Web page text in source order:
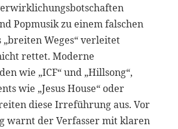
Popmusik zu einem falschen
„breiten Weges“ verleitet
rettet. Moderne
wie „ICF“ und „Hillsong“,
wie „Jesus House“ oder
diese Irreführung aus. Vor
warnt der Verfasser mit klaren